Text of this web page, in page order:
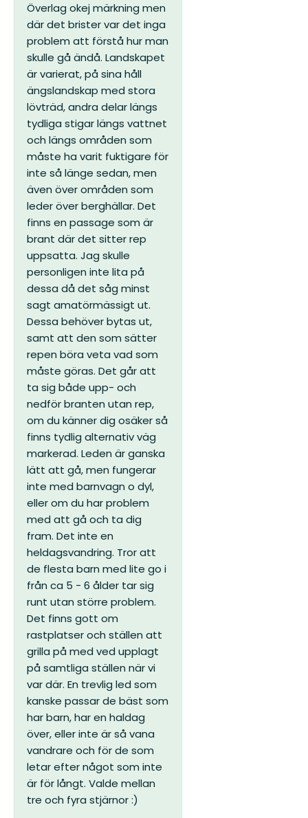
Överlag okej märkning men
där det brister var det inga
problem att förstå hur man
skulle gå ändå. Landskapet
är varierat, på sina håll
ängslandskap med stora
lövträd, andra delar längs
tydliga stigar längs vattnet
och längs områden som
måste ha varit fuktigare för
inte så länge sedan, men
även över områden som
leder över berghällar. Det
finns en passage som är
brant där det sitter rep
uppsatta. Jag skulle
personligen inte lita på
dessa då det såg minst
sagt amatörmässigt ut.
Dessa behöver bytas ut,
samt att den som sätter
repen böra veta vad som
måste göras. Det går att
ta sig både upp- och
nedför branten utan rep,
om du känner dig osäker så
finns tydlig alternativ väg
markerad. Leden är ganska
lätt att gå, men fungerar
inte med barnvagn o dyl,
eller om du har problem
med att gå och ta dig
fram. Det inte en
heldagsvandring. Tror att
de flesta barn med lite go i
från ca 5 - 6 ålder tar sig
runt utan större problem.
Det finns gott om
rastplatser och ställen att
grilla på med ved upplagt
på samtliga ställen när vi
var där. En trevlig led som
kanske passar de bäst som
har barn, har en haldag
över, eller inte är så vana
vandrare och för de som
letar efter något som inte
är för långt. Valde mellan
tre och fyra stjärnor :)